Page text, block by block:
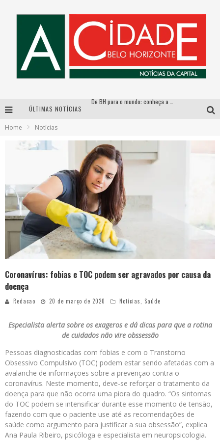
ÚLTIMAS NOTÍCIAS
Home Notícias
Coronavírus: fobias e TOC podem ser agravados por causa da
doença
Redacao 20 de março de 2020 Notícias Saúde
Especialista alerta sobre os exageros e dá dicas para que a rotina
de cuidados não vire obssessão
Pessoas diagnosticadas com fobias e com o Transtorno
Obsessivo Compulsivo (TOC) podem estar sendo afetadas com a
avalanche de informações sobre a prevenção contra o
coronavírus. Neste momento, deve-se reforçar o tratamento da
doença para que não ocorra uma piora do quadro. “Os sintomas
do TOC podem se intensificar durante esse momento de tensão,
fazendo com que o paciente use até as recomendações de
saúde como argumento para justificar a sua obsessão”, explica
Ana Paula Ribeiro, psicóloga e especialista em neuropsicologia.